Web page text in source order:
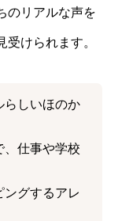
のリアルな声を
けられます。
らしいほのか
、仕事や学校
ングするアレ